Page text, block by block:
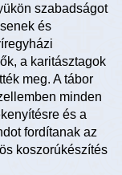
szabadságot
és
a karitásztagok
meg. A tábor
minden
és a
fordítanak az
koszorúkészítés